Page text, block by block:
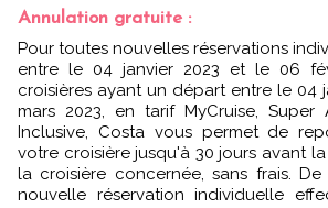
Annulation gratuite :
Pour toutes nouvelles réservations individuelles effectuées
entre le 04 janvier 2023 et le 06
croisières ayant un départ entre le 04
mars 2023, en tarif MyCruise,
Inclusive, Costa vous permet de
votre croisière jusqu'à 30 jours avant
la croisière concernée, sans frais.
nouvelle réservation individuelle